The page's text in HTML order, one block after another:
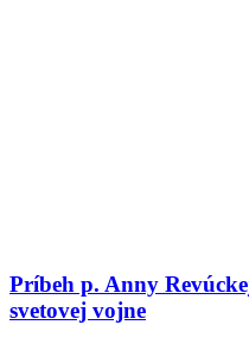
Príbeh p. Anny
svetovej vojne